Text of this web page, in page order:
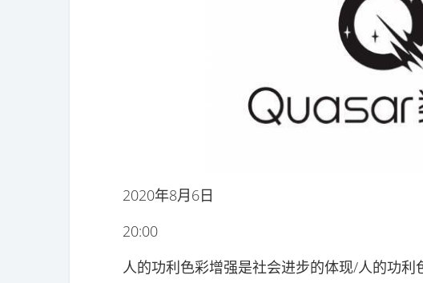
2020年8月6日
20:00
人的功利色彩增强是社会进步的体现/人的功利